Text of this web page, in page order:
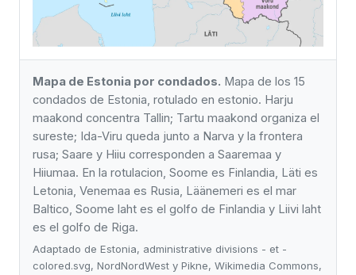
Mapa de Estonia por condados. Mapa de los 15
condados de Estonia, rotulado en estonio. Harju
maakond concentra Tallin; Tartu maakond organiza el
sureste; Ida-Viru queda junto a Narva y la frontera
rusa; Saare y Hiiu corresponden a Saaremaa y
Hiiumaa. En la rotulacion, Soome es Finlandia, Läti es
Letonia, Venemaa es Rusia, Läänemeri es el mar
Baltico, Soome laht es el golfo de Finlandia y Liivi laht
es el golfo de Riga.
Adaptado de Estonia, administrative divisions - et -
colored.svg, NordNordWest y Pikne, Wikimedia Commons,